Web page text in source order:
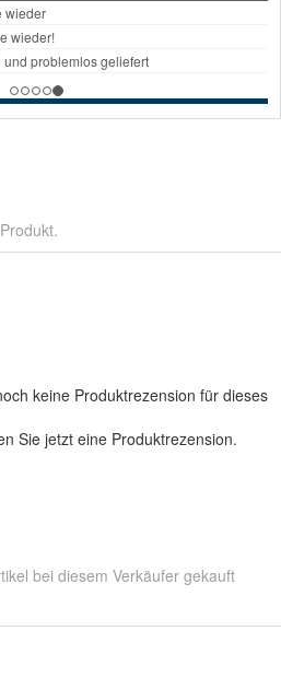
keine Produktrezension für dieses
Sie jetzt eine Produktrezension.
bei diesem Verkäufer gekauft